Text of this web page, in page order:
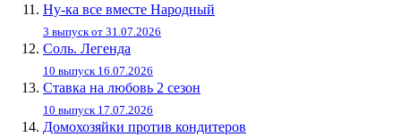
Ну-ка все вместе Народный
3 выпуск от 31.07.2026
Соль. Легенда
10 выпуск 16.07.2026
Ставка на любовь 2 сезон
10 выпуск 17.07.2026
Домохозяйки против кондитеров